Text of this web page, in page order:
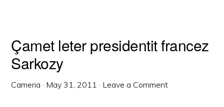
Çamet leter presidentit francez
Sarkozy
Cameria · May 31, 2011 · Leave a Comment